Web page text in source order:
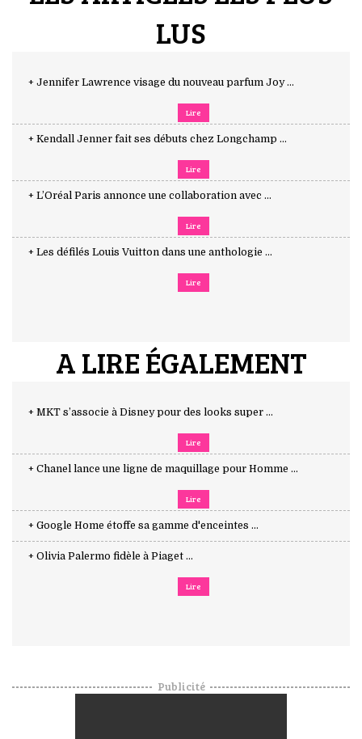
LUS
+ Jennifer Lawrence visage du nouveau parfum Joy ...
Lire
+ Kendall Jenner fait ses débuts chez Longchamp ...
Lire
+ L’Oréal Paris annonce une collaboration avec ...
Lire
+ Les défilés Louis Vuitton dans une anthologie ...
Lire
A LIRE ÉGALEMENT
+ MKT s’associe à Disney pour des looks super ...
Lire
+ Chanel lance une ligne de maquillage pour Homme ...
Lire
+ Google Home étoffe sa gamme d'enceintes ...
+ Olivia Palermo fidèle à Piaget ...
Lire
Publicité